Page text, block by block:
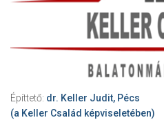
Építtető: dr. Keller Judit, Pécs
(a Keller Család képviseletében)